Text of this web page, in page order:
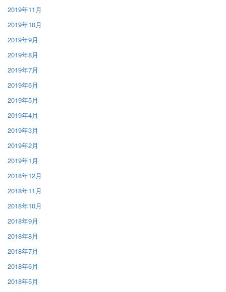
2019年11月
2019年10月
2019年9月
2019年8月
2019年7月
2019年6月
2019年5月
2019年4月
2019年3月
2019年2月
2019年1月
2018年12月
2018年11月
2018年10月
2018年9月
2018年8月
2018年7月
2018年6月
2018年5月